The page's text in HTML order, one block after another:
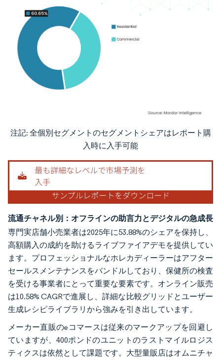
画像 © Mordor Intelligence。再利用にはCC BY 4.0の表示が必要です。
注記: 全個別セグメントのセグメントシェアはレポート購
入時に入手可能
流通チャネル別：オフラインの助言力とデジタルの急成長
専門実店舗小売業者は2025年に53.88%のシェアを保持し、
高額購入の成約を助けるライブファイアデモを提供してい
ます。プロフェッショナルなホレカディーラーはアフター
セールスメンテナンスをバンドルしており、保健所の検査
を受ける事業者にとって重要な要素です。オンライン販売
は10.58% CAGRで進展し、詳細な比較グリッドとユーザー
生成レシピライブラリから強みを引き出しています。
メーカー直販のeコマースは従来のマークアップを回避し
ていますが、400ポンドのユニットのラストマイルロジス
ティクスは依然として課題です。大型量販店はオムニチャ